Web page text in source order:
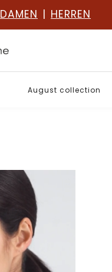
DAMEN | HERREN
August collection